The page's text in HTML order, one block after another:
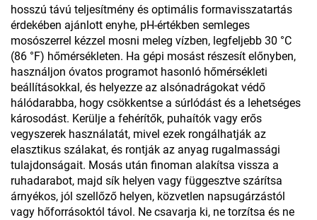
hosszú távú teljesítmény és optimális formavisszatartás
érdekében ajánlott enyhe, pH-értékben semleges
mosószerrel kézzel mosni meleg vízben, legfeljebb 30 °C
(86 °F) hőmérsékleten. Ha gépi mosást részesít előnyben,
használjon óvatos programot hasonló hőmérsékleti
beállításokkal, és helyezze az alsónadrágokat védő
hálódarabba, hogy csökkentse a súrlódást és a lehetséges
károsodást. Kerülje a fehérítők, puhaítók vagy erős
vegyszerek használatát, mivel ezek rongálhatják az
elasztikus szálakat, és rontják az anyag rugalmassági
tulajdonságait. Mosás után finoman alakítsa vissza a
ruhadarabot, majd sík helyen vagy függesztve szárítsa
árnyékos, jól szellőző helyen, közvetlen napsugárzástól
vagy hőforrásoktól távol. Ne csavarja ki, ne torzítsa és ne